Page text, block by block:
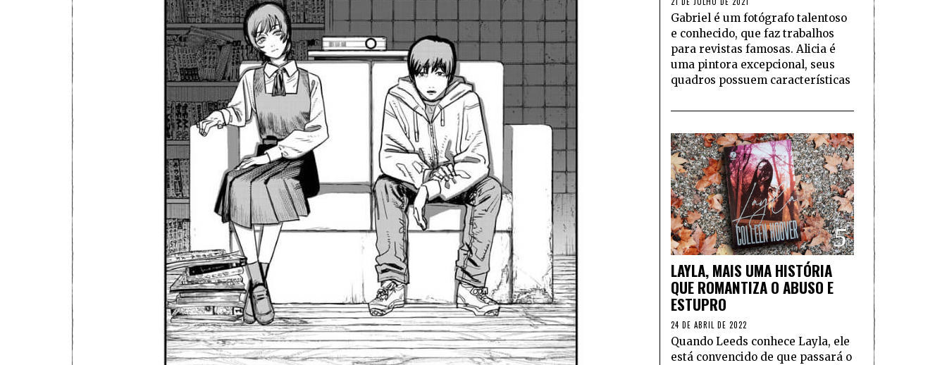
Gabriel é um fotógrafo talentoso
e conhecido, que faz trabalhos
para revistas famosas. Alicia é
uma pintora excepcional, seus
quadros possuem características
5
LAYLA, MAIS UMA HISTÓRIA
QUE ROMANTIZA O ABUSO E
ESTUPRO
24 DE ABRIL DE 2022
Quando Leeds conhece Layla, ele
está convencido de que passará o